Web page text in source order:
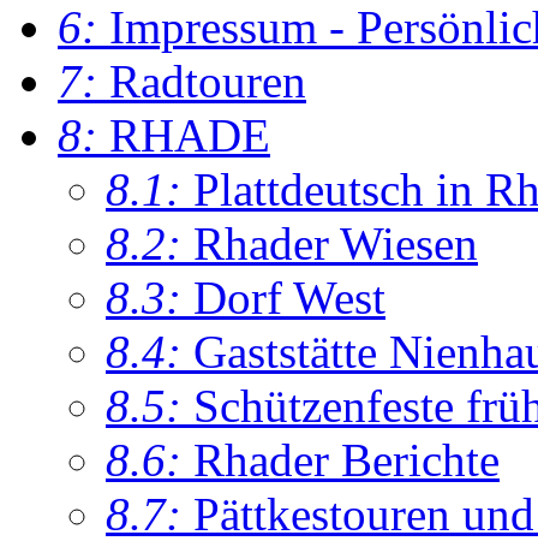
6: Impressum -
7: Radtouren
8: RHADE
8.1: Plattdeutsch in
8.2: Rhader Wiesen
8.3: Dorf West
8.4: Gaststätte
8.5: Schützenfeste
8.6: Rhader Berichte
8.7: Pättkestouren